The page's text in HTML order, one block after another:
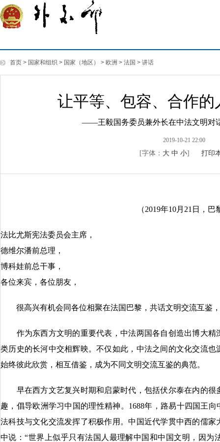
首页 > 国家和组织 > 国家（地区） > 欧洲 > 法国 > 讲话
让平等、包容、合作
——王毅国务委员兼外长在中法文明对
2019-10-21 22:00
[字体： 大 中 小] 打印
（2019年10月21日，巴
法比尤斯宪法委员会主席，
德维尔潘前总理，
博科娃前总干事，
各位来宾，各位朋友，
很高兴有机会同各位相聚在法国巴黎，共话文明交流互鉴
作为东西方文明的重要代表，中法两国各自创造出博大精
类历史的长河中交相辉映。不仅如此，中法之间的文化交流
始终彼此欣赏，相互借鉴，成为不同文明交流互鉴的典范。
早在西方文艺复兴时期和启蒙时代，包括伏尔泰在内的很
趣，倡导欧洲学习中国的理性精神。1688年，路易十四国王
法科技与文化交流发挥了积极作用。中国近代学贯中西的儒
中说：“世界上似乎只有法国人最理解中国和中国文明，因为